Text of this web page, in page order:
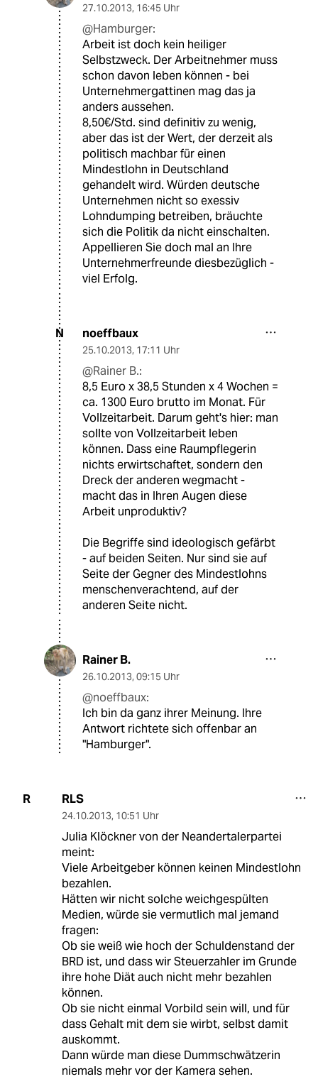
27.10.2013, 16:45 Uhr
@Hamburger:
Arbeit ist doch kein heiliger
Selbstzweck. Der Arbeitnehmer muss
schon davon leben können - bei
Unternehmergattinen mag das ja
anders aussehen.
8,50€/Std. sind definitiv zu wenig,
aber das ist der Wert, der derzeit als
politisch machbar für einen
Mindestlohn in Deutschland
gehandelt wird. Würden deutsche
Unternehmen nicht so exessiv
Lohndumping betreiben, bräuchte
sich die Politik da nicht einschalten.
Appellieren Sie doch mal an Ihre
Unternehmerfreunde diesbezüglich -
viel Erfolg.
N noeffbaux
25.10.2013, 17:11 Uhr
@Rainer B.:
8,5 Euro x 38,5 Stunden x 4 Wochen =
ca. 1300 Euro brutto im Monat. Für
Vollzeitarbeit. Darum geht's hier: man
sollte von Vollzeitarbeit leben
können. Dass eine Raumpflegerin
nichts erwirtschaftet, sondern den
Dreck der anderen wegmacht -
macht das in Ihren Augen diese
Arbeit unproduktiv?
Die Begriffe sind ideologisch gefärbt
- auf beiden Seiten. Nur sind sie auf
Seite der Gegner des Mindestlohns
menschenverachtend, auf der
anderen Seite nicht.
Rainer B.
26.10.2013, 09:15 Uhr
@noeffbaux:
Ich bin da ganz ihrer Meinung. Ihre
Antwort richtete sich offenbar an
"Hamburger".
R RLS
24.10.2013, 10:51 Uhr
Julia Klöckner von der Neandertalerpartei
meint:
Viele Arbeitgeber können keinen Mindestlohn
bezahlen.
Hätten wir nicht solche weichgespülten
Medien, würde sie vermutlich mal jemand
fragen:
Ob sie weiß wie hoch der Schuldenstand der
BRD ist, und dass wir Steuerzahler im Grunde
ihre hohe Diät auch nicht mehr bezahlen
können.
Ob sie nicht einmal Vorbild sein will, und für
dass Gehalt mit dem sie wirbt, selbst damit
auskommt.
Dann würde man diese Dummschwätzerin
niemals mehr vor der Kamera sehen.